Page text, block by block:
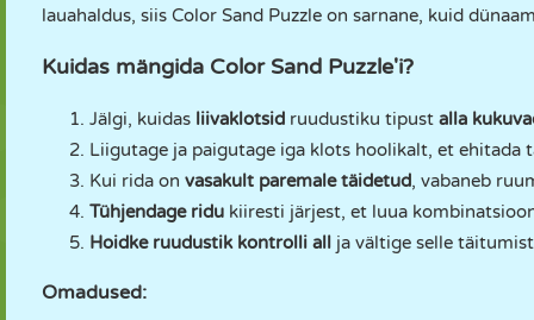
lauahaldus, siis Color Sand Puzzle on sarnane, kuid
Kuidas mängida Color Sand Puzzle'i?
Jälgi, kuidas liivaklotsid ruudustiku tipust alla
Liigutage ja paigutage iga klots hoolikalt, et ehitada
Kui rida on vasakult paremale täidetud, vabaneb
Tühjendage ridu kiiresti järjest, et luua
Hoidke ruudustik kontrolli all ja vältige selle
Omadused: